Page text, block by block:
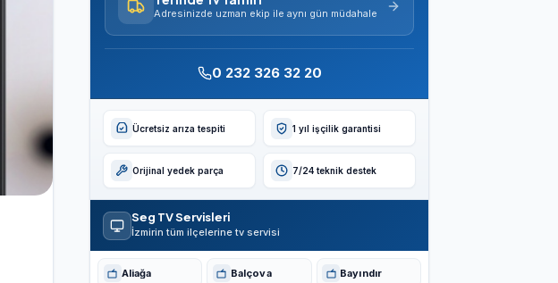
Adresinizde uzman ekip ile aynı gün müdahale
0 232 326 32 20
Ücretsiz arıza tespiti 1 yıl işçilik garantisi
Orijinal yedek parça 7/24 teknik destek
Seg TV Servisleri
İzmirin tüm ilçelerine tv servisi
Aliağa Balçova Bayındır